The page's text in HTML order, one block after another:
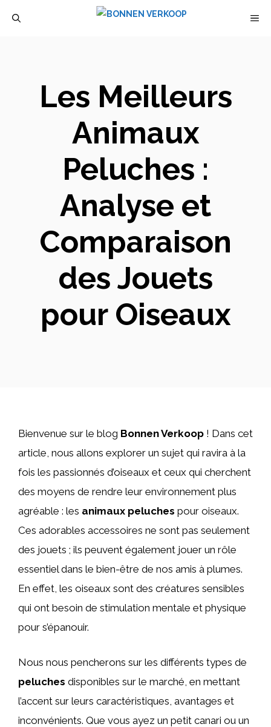
Les Meilleurs
Animaux
Peluches :
Analyse et
Comparaison
des Jouets
pour Oiseaux
Bienvenue sur le blog Bonnen Verkoop ! Dans cet
article, nous allons explorer un sujet qui ravira à la
fois les passionnés d’oiseaux et ceux qui cherchent
des moyens de rendre leur environnement plus
agréable : les animaux peluches pour oiseaux.
Ces adorables accessoires ne sont pas seulement
des jouets ; ils peuvent également jouer un rôle
essentiel dans le bien-être de nos amis à plumes.
En effet, les oiseaux sont des créatures sensibles
qui ont besoin de stimulation mentale et physique
pour s’épanouir.
Nous nous pencherons sur les différents types de
peluches disponibles sur le marché, en mettant
l’accent sur leurs caractéristiques, avantages et
inconvénients. Que vous ayez un petit canari ou un